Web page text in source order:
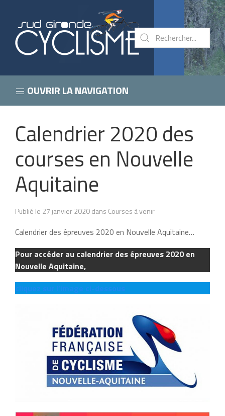
OUVRIR LA NAVIGATION
Calendrier 2020 des
courses en Nouvelle
Aquitaine
Publié le 27 janvier 2020 dans Courses à venir
Calendrier des épreuves 2020 en Nouvelle Aquitaine…
Pour accéder au calendrier des épreuves 2020 en
Nouvelle Aquitaine,
cliquez sur l’image ci-dessous